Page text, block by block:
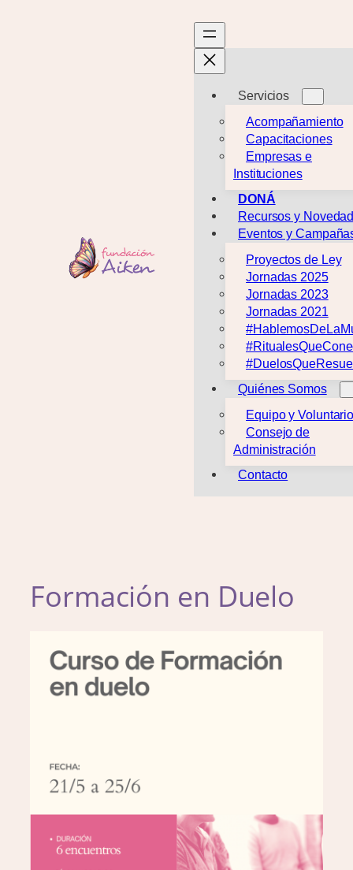
Servicios
Acompañamiento
Capacitaciones
Empresas e
Instituciones
DONÁ
Recursos y
Eventos y
Proyectos de Ley
Jornadas 2025
Jornadas 2023
Jornadas 2021
Quiénes Somos
Equipo y
Consejo de
Administración
Contacto
Formación en Duelo